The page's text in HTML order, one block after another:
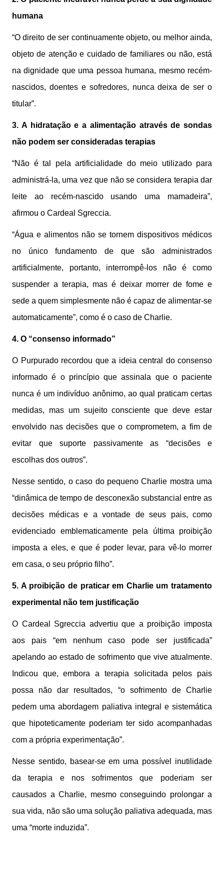
humana
“O direito de ser continuamente objeto, ou melhor ainda,
objeto de atenção e cuidado de familiares ou não, está
na dignidade que uma pessoa humana, mesmo recém-
nascidos, doentes e sofredores, nunca deixa de ser o
titular”.
3. A hidratação e a alimentação através de sondas
não podem ser consideradas terapias
“Não é tal pela artificialidade do meio utilizado para
administrá-la, uma vez que não se considera terapia dar
leite ao recém-nascido usando uma mamadeira”,
afirmou o Cardeal Sgreccia.
“Água e alimentos não se tornem dispositivos médicos
no único fundamento de que são administrados
artificialmente, portanto, interrompê-los não é como
suspender a terapia, mas é deixar morrer de fome e
sede a quem simplesmente não é capaz de alimentar-se
automaticamente”, como é o caso de Charlie.
4. O “consenso informado”
O Purpurado recordou que a ideia central do consenso
informado é o princípio que assinala que o paciente
nunca é um indivíduo anônimo, ao qual praticam certas
medidas, mas um sujeito consciente que deve estar
envolvido nas decisões que o comprometem, a fim de
evitar que suporte passivamente as “decisões e
escolhas dos outros”.
Nesse sentido, o caso do pequeno Charlie mostra uma
“dinâmica de tempo de desconexão substancial entre as
decisões médicas e a vontade de seus pais, como
evidenciado emblematicamente pela última proibição
imposta a eles, e que é poder levar, para vê-lo morrer
em casa, o seu próprio filho”.
5. A proibição de praticar em Charlie um tratamento
experimental não tem justificação
O Cardeal Sgreccia advertiu que a proibição imposta
aos pais “em nenhum caso pode ser justificada”
apelando ao estado de sofrimento que vive atualmente.
Indicou que, embora a terapia solicitada pelos pais
possa não dar resultados, “o sofrimento de Charlie
pedem uma abordagem paliativa integral e sistemática
que hipoteticamente poderiam ter sido acompanhadas
com a própria experimentação”.
Nesse sentido, basear-se em uma possível inutilidade
da terapia e nos sofrimentos que poderiam ser
causados a Charlie, mesmo conseguindo prolongar a
sua vida, não são uma solução paliativa adequada, mas
uma “morte induzida”.